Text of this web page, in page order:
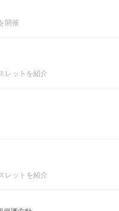
開催
レットを紹介
レットを紹介